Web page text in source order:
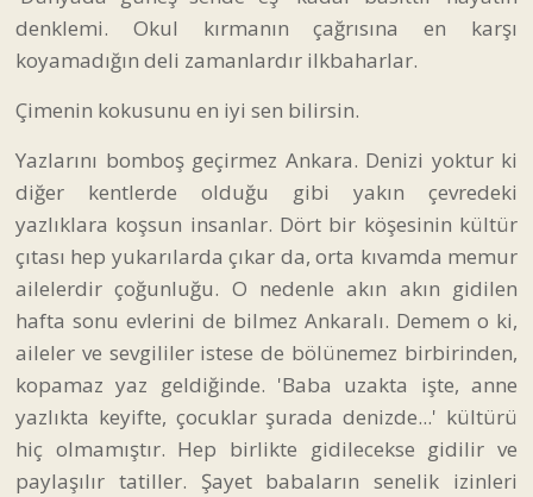
denklemi. Okul kırmanın çağrısına en karşı
koyamadığın deli zamanlardır ilkbaharlar.
Çimenin kokusunu en iyi sen bilirsin.
Yazlarını bomboş geçirmez Ankara. Denizi yoktur ki
diğer kentlerde olduğu gibi yakın çevredeki
yazlıklara koşsun insanlar. Dört bir köşesinin kültür
çıtası hep yukarılarda çıkar da, orta kıvamda memur
ailelerdir çoğunluğu. O nedenle akın akın gidilen
hafta sonu evlerini de bilmez Ankaralı. Demem o ki,
aileler ve sevgililer istese de bölünemez birbirinden,
kopamaz yaz geldiğinde. 'Baba uzakta işte, anne
yazlıkta keyifte, çocuklar şurada denizde...' kültürü
hiç olmamıştır. Hep birlikte gidilecekse gidilir ve
paylaşılır tatiller. Şayet babaların senelik izinleri